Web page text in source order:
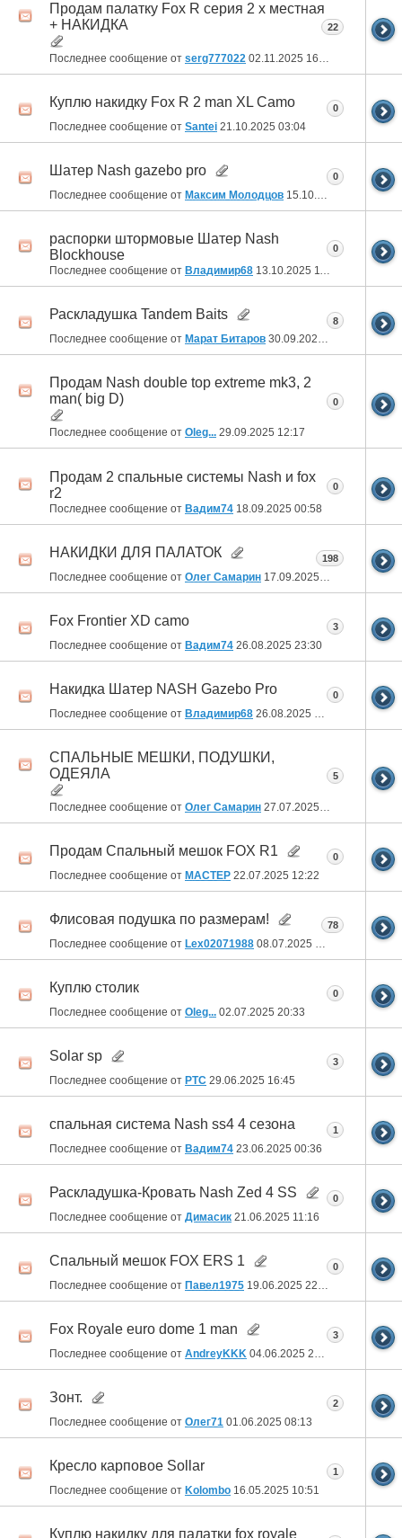
Продам палатку Fox R серия 2 х местная
+ НАКИДКА
Последнее сообщение от serg777022 02.11.2025 16:39
22
Куплю накидку Fox R 2 man XL Camo
Последнее сообщение от Santei 21.10.2025 03:04
0
Шатер Nash gazebo pro
Последнее сообщение от Максим Молодцов 15.10.2025
0
распорки штормовые Шатер Nash
Blockhouse
Последнее сообщение от Владимир68 13.10.2025 11:21
0
Раскладушка Tandem Baits
Последнее сообщение от Марат Битаров 30.09.2025 08:47
8
Продам Nash double top extreme mk3, 2
man( big D)
Последнее сообщение от Oleg... 29.09.2025 12:17
0
Продам 2 спальные системы Nash и fox
r2
Последнее сообщение от Вадим74 18.09.2025 00:58
0
НАКИДКИ ДЛЯ ПАЛАТОК
Последнее сообщение от Олег Самарин 17.09.2025
198
Fox Frontiеr ХD camo
Последнее сообщение от Вадим74 26.08.2025 23:30
3
Накидка Шатер NASH Gazebo Pro
Последнее сообщение от Владимир68 26.08.2025
0
СПАЛЬНЫЕ МЕШКИ, ПОДУШКИ,
ОДЕЯЛА
Последнее сообщение от Олег Самарин 27.07.2025 17:35
5
Продам Спальный мешок FOX R1
Последнее сообщение от MACTEP 22.07.2025 12:22
0
Флисовая подушка по размерам!
Последнее сообщение от Lex02071988 08.07.2025 03:42
78
Куплю столик
Последнее сообщение от Oleg... 02.07.2025 20:33
0
Solar sp
Последнее сообщение от РТС 29.06.2025 16:45
3
спальная система Nash ss4 4 сезона
Последнее сообщение от Вадим74 23.06.2025 00:36
1
Раскладушка-Кровать Nash Zed 4 SS
Последнее сообщение от Димасик 21.06.2025 11:16
0
Спальный мешок FOX ERS 1
Последнее сообщение от Павел1975 19.06.2025 22:14
0
Fox Royale euro dome 1 man
Последнее сообщение от AndreyKKK 04.06.2025 23:09
3
Зонт.
Последнее сообщение от Олег71 01.06.2025 08:13
2
Кресло карповое Sollar
Последнее сообщение от Kolombo 16.05.2025 10:51
1
Куплю накидку для палатки fox royale